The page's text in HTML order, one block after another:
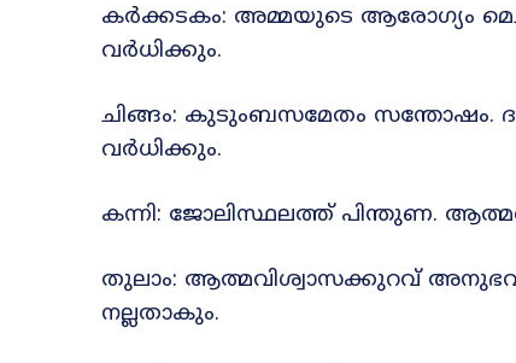
കർക്കടകം: അമ്മയുടെ ആരോഗ്യം
വർധിക്കും.
ചിങ്ങം: കുടുംബസമേതം സന്തോഷം.
വർധിക്കും.
കന്നി: ജോലിസ്ഥലത്ത് പിന്തുണ.
തുലാം: ആത്മവിശ്വാസക്കുറവ്
നല്ലതാകും.